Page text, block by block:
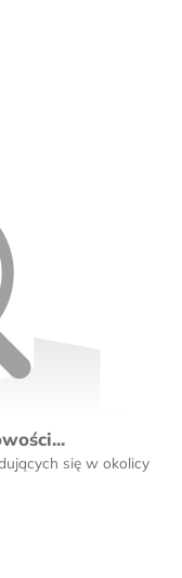
się w okolicy